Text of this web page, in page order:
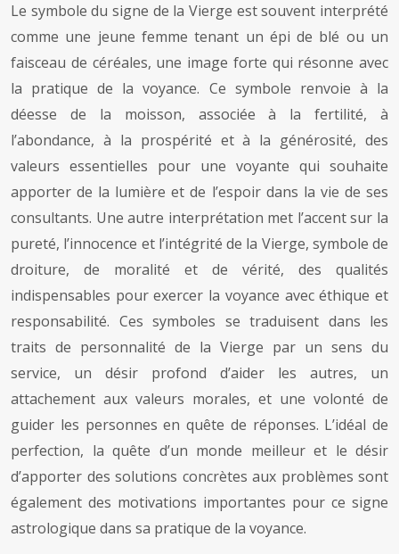
Le symbole du signe de la Vierge est souvent interprété
comme une jeune femme tenant un épi de blé ou un
faisceau de céréales, une image forte qui résonne avec
la pratique de la voyance. Ce symbole renvoie à la
déesse de la moisson, associée à la fertilité, à
l’abondance, à la prospérité et à la générosité, des
valeurs essentielles pour une voyante qui souhaite
apporter de la lumière et de l’espoir dans la vie de ses
consultants. Une autre interprétation met l’accent sur la
pureté, l’innocence et l’intégrité de la Vierge, symbole de
droiture, de moralité et de vérité, des qualités
indispensables pour exercer la voyance avec éthique et
responsabilité. Ces symboles se traduisent dans les
traits de personnalité de la Vierge par un sens du
service, un désir profond d’aider les autres, un
attachement aux valeurs morales, et une volonté de
guider les personnes en quête de réponses. L’idéal de
perfection, la quête d’un monde meilleur et le désir
d’apporter des solutions concrètes aux problèmes sont
également des motivations importantes pour ce signe
astrologique dans sa pratique de la voyance.